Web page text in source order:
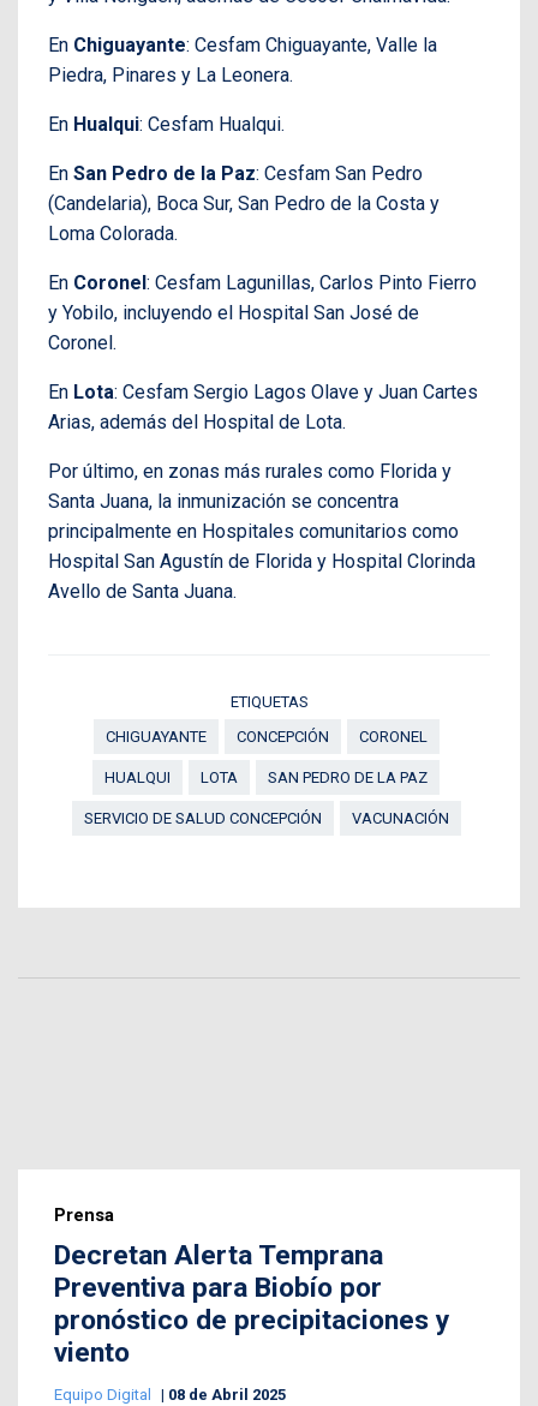
En Chiguayante: Cesfam Chiguayante, Valle la
Piedra, Pinares y La Leonera.
En Hualqui: Cesfam Hualqui.
En San Pedro de la Paz: Cesfam San Pedro
(Candelaria), Boca Sur, San Pedro de la Costa y
Loma Colorada.
En Coronel : Cesfam Lagunillas, Carlos Pinto Fierro
y Yobilo, incluyendo el Hospital San José de
Coronel.
En Lota: Cesfam Sergio Lagos Olave y Juan Cartes
Arias, además del Hospital de Lota.
Por último, en zonas más rurales como Florida y
Santa Juana, la inmunización se concentra
principalmente en Hospitales comunitarios como
Hospital San Agustín de Florida y Hospital Clorinda
Avello de Santa Juana.
ETIQUETAS
CHIGUAYANTE
CONCEPCIÓN CORONEL
HUALQUI LOTA SAN PEDRO DE LA PAZ
SERVICIO DE SALUD CONCEPCIÓN VACUNACIÓN
Prensa
Decretan Alerta Temprana
Preventiva para Biobío por
pronóstico de precipitaciones y
viento
Equipo Digital 08 de Abril 2025